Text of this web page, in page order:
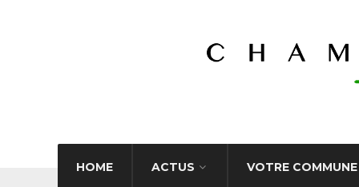
HOME ACTUS VOTRE COMMUNE